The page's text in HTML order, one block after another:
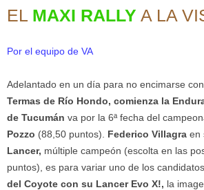
EL MAXI RALLY A LA
Por el equipo de VA
Adelantado en un día para no encimarse
Termas de Río Hondo, comienza la
de Tucumán va por la 6ª fecha del
Pozzo (88,50 puntos). Federico Villagra en
Lancer, múltiple campeón (escolta en las
puntos), es para variar uno de los candidatos.
del Coyote con su Lancer Evo X!, la